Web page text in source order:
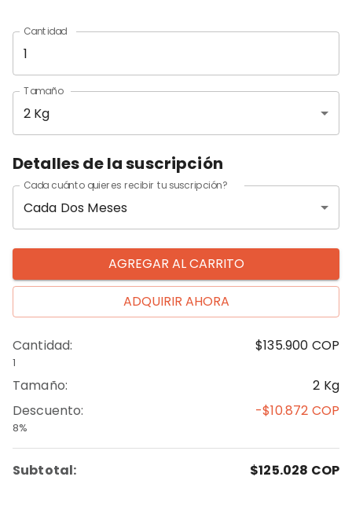
Cantidad
Tamaño
2 Kg
Detalles de la suscripción
Cada cuánto quieres recibir tu suscripción?
Cada Dos Meses
AGREGAR AL CARRITO
ADQUIRIR AHORA
Cantidad:
1
$135.900 COP
Tamaño:
2 Kg
Descuento:
8%
-$10.872 COP
Subtotal: $125.028 COP